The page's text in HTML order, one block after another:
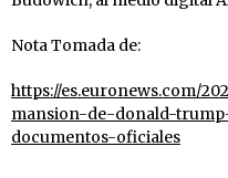
Nota Tomada de:
https://es.euronews.com/
mansion-de-donald-
documentos-oficiales